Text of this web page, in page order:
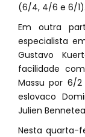
(6/4, 4/6 e 6/1).
Em outra
especialista
Gustavo
facilidade
Massu por 6/
eslovaco
Julien
Nesta quarta-